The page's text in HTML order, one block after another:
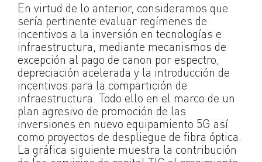
En virtud de lo anterior, consideramos que
sería pertinente evaluar regímenes de
incentivos a la inversión en tecnologías e
infraestructura, mediante mecanismos de
excepción al pago de canon por espectro,
depreciación acelerada y la introducción de
incentivos para la compartición de
infraestructura. Todo ello en el marco de un
plan agresivo de promoción de las
inversiones en nuevo equipamiento 5G así
como proyectos de despliegue de fibra óptica.
La gráfica siguiente muestra la contribución